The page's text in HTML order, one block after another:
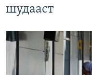
шудааст